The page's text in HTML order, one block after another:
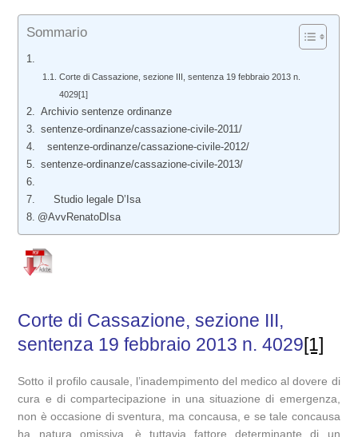
Sommario
Corte di Cassazione, sezione III, sentenza 19 febbraio 2013 n.
4029[1]
Archivio sentenze ordinanze
sentenze-ordinanze/cassazione-civile-2011/
sentenze-ordinanze/cassazione-civile-2012/
sentenze-ordinanze/cassazione-civile-2013/
Studio legale D’Isa
@AvvRenatoDIsa
Corte di Cassazione, sezione III,
sentenza 19 febbraio 2013 n. 4029[1]
Sotto il profilo causale, l’inadempimento del medico al dovere di
cura e di compartecipazione in una situazione di emergenza,
non è occasione di sventura, ma concausa, e se tale concausa
ha natura omissiva, è tuttavia fattore determinante di un